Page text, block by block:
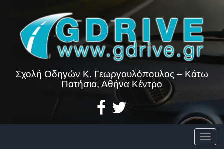
content
Σχολή Οδηγών Κ. Γεωργουλόπουλος – Κάτω
Πατήσια, Αθήνα Κέντρο